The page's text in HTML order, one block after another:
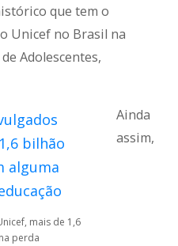
que tem o
Unicef no Brasil na
Adolescentes,
mais de 1,6
perda
Ainda
assim,